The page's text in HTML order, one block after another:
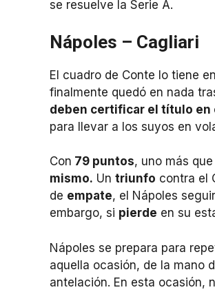
se resuelve la Serie A.
Nápoles – Cagliari
El cuadro de Conte lo tiene
finalmente quedó en nada
deben certificar el título en
para llevar a los suyos en
Con 79 puntos, uno más
mismo. Un triunfo contra el
de empate, el Nápoles
embargo, si pierde en su
Nápoles se prepara para
aquella ocasión, de la mano
antelación. En esta ocasión,